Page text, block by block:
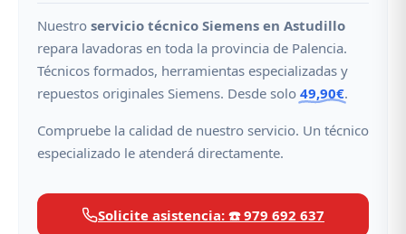
Nuestro servicio técnico Siemens en Astudillo
repara lavadoras en toda la provincia de Palencia.
Técnicos formados, herramientas especializadas y
repuestos originales Siemens. Desde solo 49,90€.
Compruebe la calidad de nuestro servicio. Un técnico
especializado le atenderá directamente.
Solicite asistencia: ☎️ 979 692 637